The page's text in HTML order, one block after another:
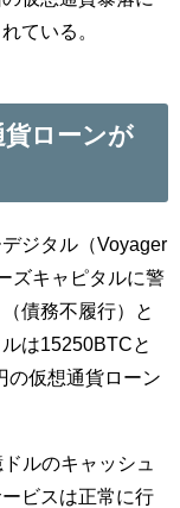
ている。
ローンが
ジタル（Voyager
ズキャピタルに警
債務不履行）と
は15250BTCと
の仮想通貨ローン
ルのキャッシュ
ビスは正常に行